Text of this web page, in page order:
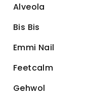
Alveola
Bis Bis
Emmi Nail
Feetcalm
Gehwol